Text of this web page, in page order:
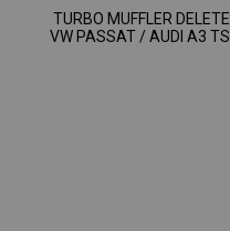
TURBO MUFFLER DELETE
VW PASSAT / AUDI A3 TSI